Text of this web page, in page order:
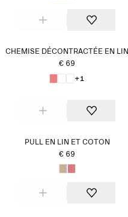
CHEMISE DÉCONTRACTÉE EN LIN
€ 69
+1
PULL EN LIN ET COTON
€ 69